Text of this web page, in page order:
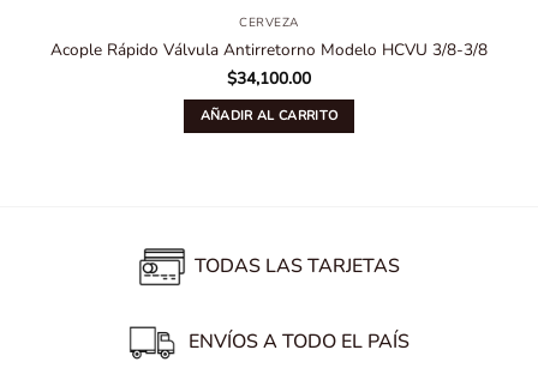
CERVEZA
Acople Rápido Válvula Antirretorno Modelo HCVU 3/8-3/8
$34,100.00
AÑADIR AL CARRITO
TODAS LAS TARJETAS
ENVÍOS A TODO EL PAÍS